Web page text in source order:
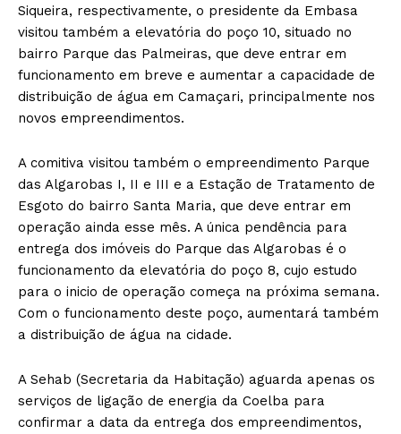
Siqueira, respectivamente, o presidente da Embasa
visitou também a elevatória do poço 10, situado no
bairro Parque das Palmeiras, que deve entrar em
funcionamento em breve e aumentar a capacidade de
distribuição de água em Camaçari, principalmente nos
novos empreendimentos.
A comitiva visitou também o empreendimento Parque
das Algarobas I, II e III e a Estação de Tratamento de
Esgoto do bairro Santa Maria, que deve entrar em
operação ainda esse mês. A única pendência para
entrega dos imóveis do Parque das Algarobas é o
funcionamento da elevatória do poço 8, cujo estudo
para o inicio de operação começa na próxima semana.
Com o funcionamento deste poço, aumentará também
a distribuição de água na cidade.
A Sehab (Secretaria da Habitação) aguarda apenas os
serviços de ligação de energia da Coelba para
confirmar a data da entrega dos empreendimentos,